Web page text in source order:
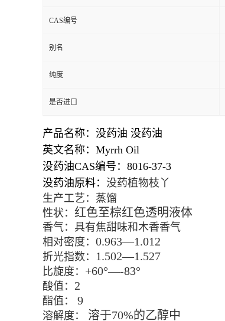
CAS编号
别名
纯度
是否进口
产品名称：没药油 没药油
英文名称：Myrrh Oil
没药油CAS编号：8016-37-3
没药油原料： 没药植物枝丫
生产工艺： 蒸馏
性状： 红色至棕红色透明液体
香气：具有焦甜味和木香香气
相对密度： 0.963—1.012
折光指数： 1.502—1.527
比旋度： +60°—-83°
酸值： 2
酯值： 9
溶解度： 溶于70%的乙醇中